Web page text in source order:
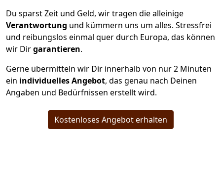
Du sparst Zeit und Geld, wir tragen die alleinige
Verantwortung und kümmern uns um alles. Stressfrei
und reibungslos einmal quer durch Europa, das können
wir Dirgarantieren.
Gerne übermitteln wir Dir innerhalb von nur2 Minuten
ein individuelles Angebot, das genau nach Deinen
Angaben und Bedürfnissen erstellt wird.
Kostenloses Angebot erhalten